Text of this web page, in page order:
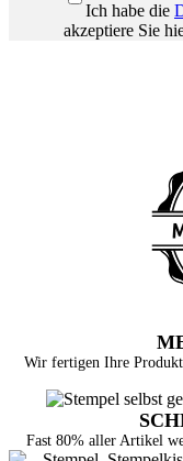
Ich habe die
akzeptiere Sie
Wir fertigen Ihre
Fast 80% aller Artikel